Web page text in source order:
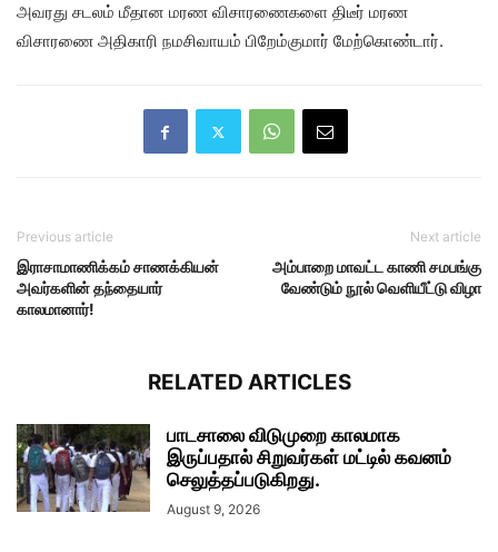
அவரது சடலம் மீதான மரண விசாரணைகளை திடீர் மரண
விசாரணை அதிகாரி நமசிவாயம் பிறேம்குமார் மேற்கொண்டார்.
Previous article
இராசாமாணிக்கம் சாணக்கியன்
அவர்களின் தந்தையார்
காலமானார்!
Next article
அம்பாறை மாவட்ட காணி சமபங்கு
வேண்டும் நூல் வெளியீட்டு விழா
RELATED ARTICLES
பாடசாலை விடுமுறை காலமாக
இருப்பதால் சிறுவர்கள் மட்டில் கவனம்
செலுத்தப்படுகிறது.
August 9, 2026